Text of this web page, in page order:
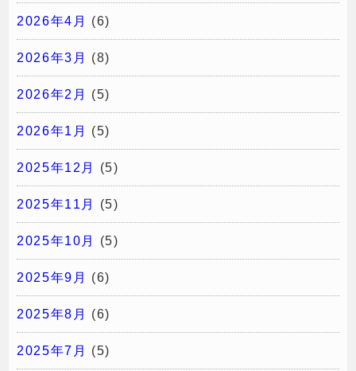
2026年4月 (6)
2026年3月 (8)
2026年2月 (5)
2026年1月 (5)
2025年12月 (5)
2025年11月 (5)
2025年10月 (5)
2025年9月 (6)
2025年8月 (6)
2025年7月 (5)